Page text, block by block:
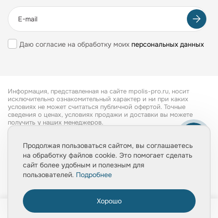
Даю согласие на обработку моих персональных данных
Информация, представленная на сайте mpolis-pro.ru, носит
исключительно ознакомительный характер и ни при каких
условиях не может считаться публичной офертой. Точные
сведения о ценах, условиях продажи и доставки вы можете
получить у наших менеджеров.
Обработка персональных данных
Политика конфиденциальности
Продолжая пользоваться сайтом, вы соглашаетесь
на обработку файлов cookie. Это помогает сделать
сайт более удобным и полезным для
пользователей. Подробнее
Хорошо